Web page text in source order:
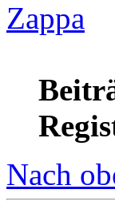
Zappa
Nach